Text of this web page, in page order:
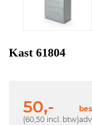
Kast 61804
50,-
(60,50 incl. btw)